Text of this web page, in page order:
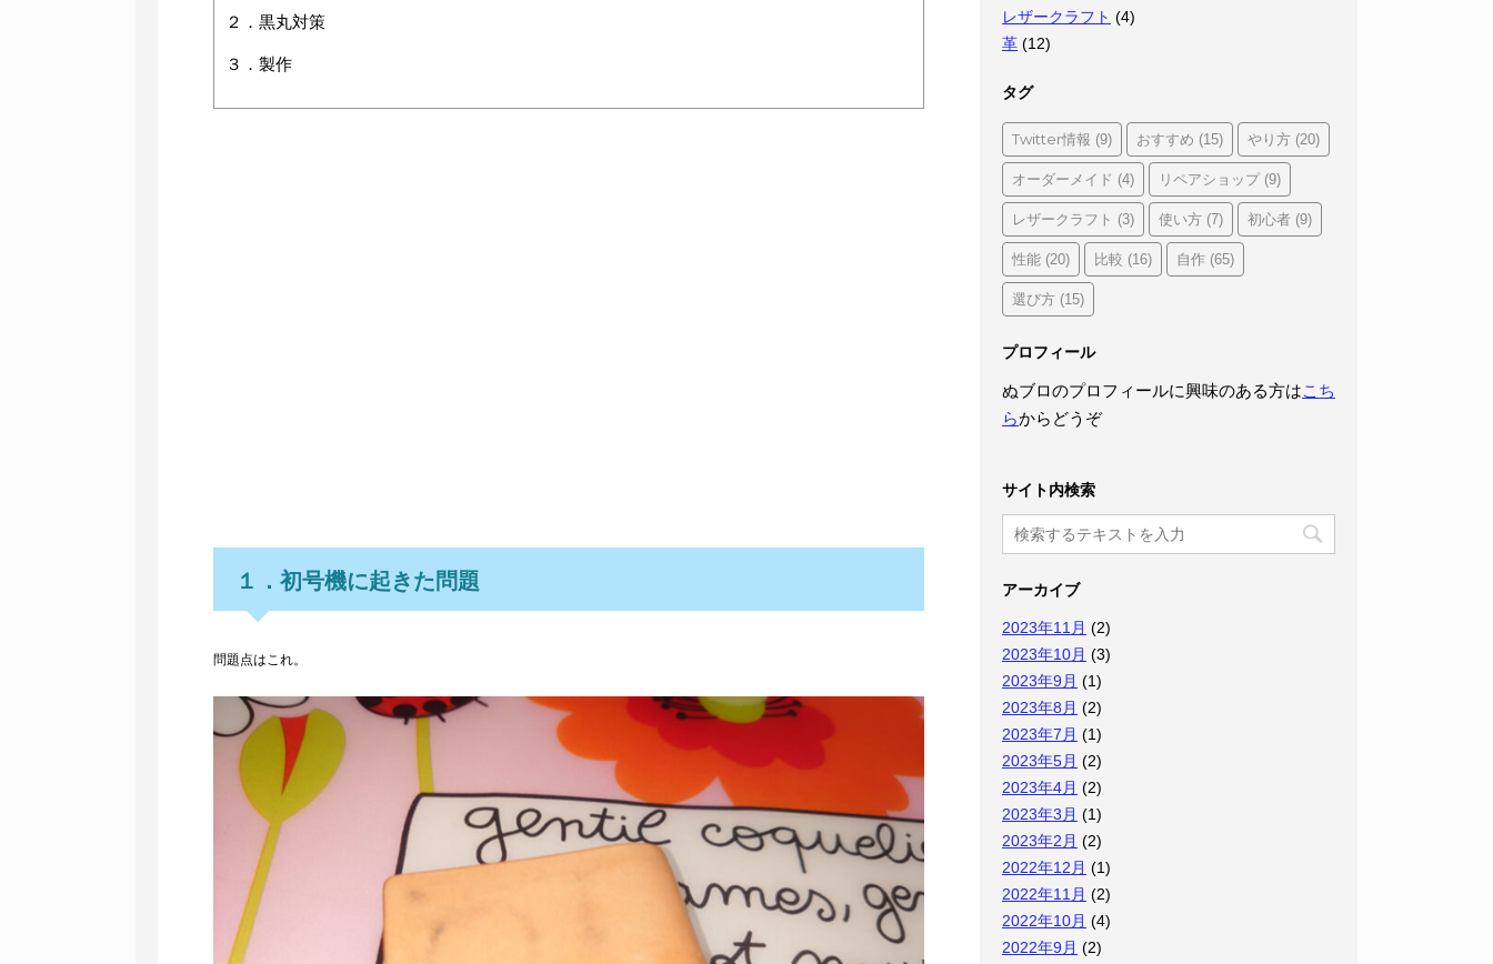
２．黒丸対策
３．製作
１．初号機に起きた問題
問題点はこれ。
レザークラフト (4)
革 (12)
タグ
Twitter情報 (9) おすすめ (15) やり方 (20)
オーダーメイド (4) リペアショップ(9)
レザークラフト (3) 使い方 (7) 初心者 (9)
性能 (20) 比較 (16) 自作 (65)
選び方 (15)
プロフィール
ぬブロのプロフィールに興味のある方はこち
らからどうぞ
サイト内検索
アーカイブ
2023年11月 (2)
2023年10月 (3)
2023年9月 (1)
2023年8月 (2)
2023年7月 (1)
2023年5月 (2)
2023年4月 (2)
2023年3月 (1)
2023年2月 (2)
2022年12月 (1)
2022年11月 (2)
2022年10月 (4)
2022年9月 (2)